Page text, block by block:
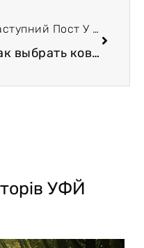
Наступний Пост У Блозі
Как выбрать коврик для йоги?
УФЙ